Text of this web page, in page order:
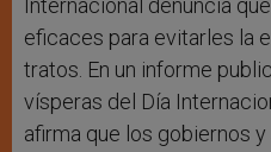
Internacional denuncia
eficaces para evitarles la
tratos. En un informe
vísperas del Día
afirma que los gobiernos